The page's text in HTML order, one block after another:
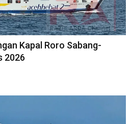
Kapal Roro Sabang-
2026